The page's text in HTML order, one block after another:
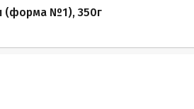
(форма №1), 350г